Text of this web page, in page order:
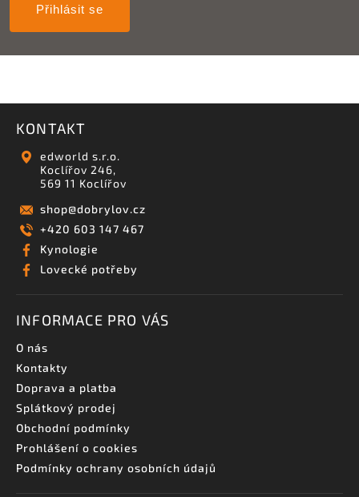
Přihlásit se
KONTAKT
edworld s.r.o.
Koclířov 246,
569 11 Koclířov
shop@dobrylov.cz
+420 603 147 467
Kynologie
Lovecké potřeby
INFORMACE PRO VÁS
O nás
Kontakty
Doprava a platba
Splátkový prodej
Obchodní podmínky
Prohlášení o cookies
Podmínky ochrany osobních údajů